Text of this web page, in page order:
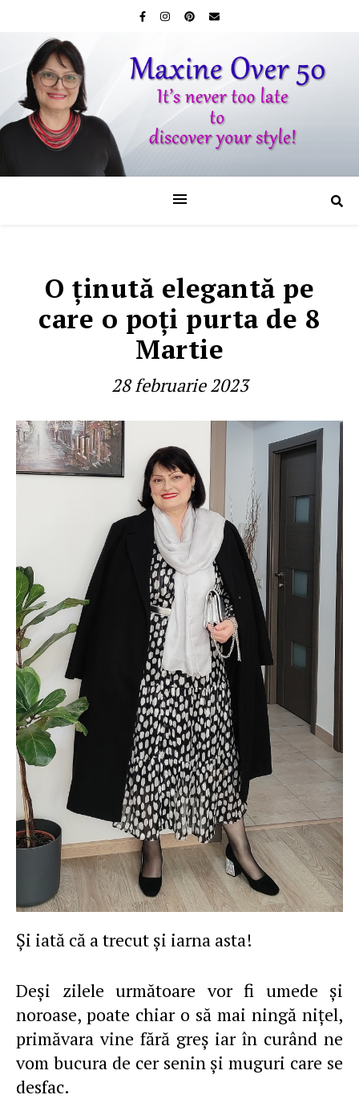
O ţinută elegantă pe
care o poţi purta de 8
Martie
28 februarie 2023
Şi iată că a trecut şi iarna asta!
Deşi zilele următoare vor fi umede şi
noroase, poate chiar o să mai ningă niţel,
primăvara vine fără greş iar în curând ne
vom bucura de cer senin şi muguri care se
desfac.